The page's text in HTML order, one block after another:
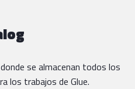
se almacenan todos los
los trabajos de Glue.